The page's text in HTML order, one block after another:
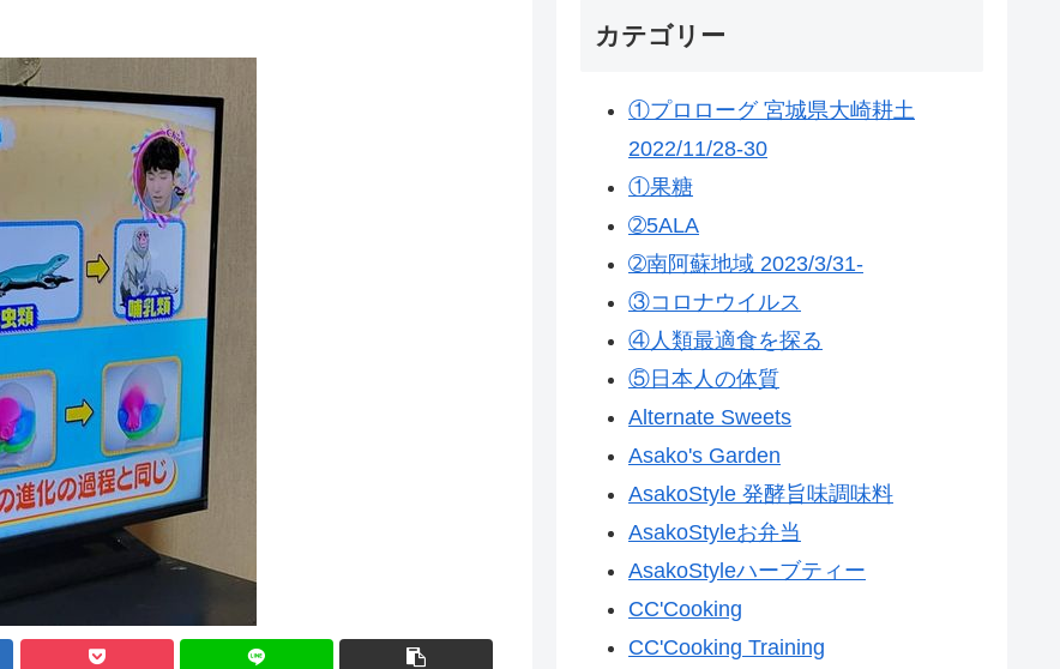
カテゴリー
①プロローグ 宮城県大崎耕土
2022/11/28-30
①果糖
➁5ALA
➁南阿蘇地域 2023/3/31-
③コロナウイルス
④人類最適食を探る
⑤日本人の体質
Alternate Sweets
Asako's Garden
AsakoStyle 発酵旨味調味料
AsakoStyleお弁当
AsakoStyleハーブティー
CC'Cooking
CC'Cooking Training